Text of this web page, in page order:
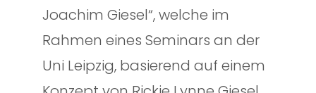
Joachim Giesel“, welche im
Rahmen eines Seminars an der
Uni Leipzig, basierend auf einem